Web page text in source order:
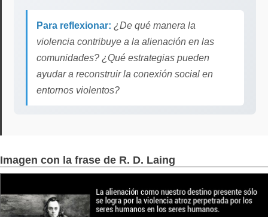
Para reflexionar: ¿De qué manera la
violencia contribuye a la alienación en las
comunidades? ¿Qué estrategias pueden
ayudar a reconstruir la conexión social en
entornos violentos?
Imagen con la frase de R. D. Laing